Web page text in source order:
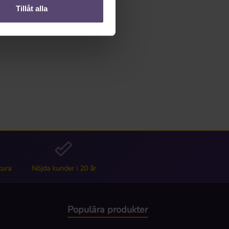
Tillåt alla
Nöjda kunder i 20 år
Populära produkter